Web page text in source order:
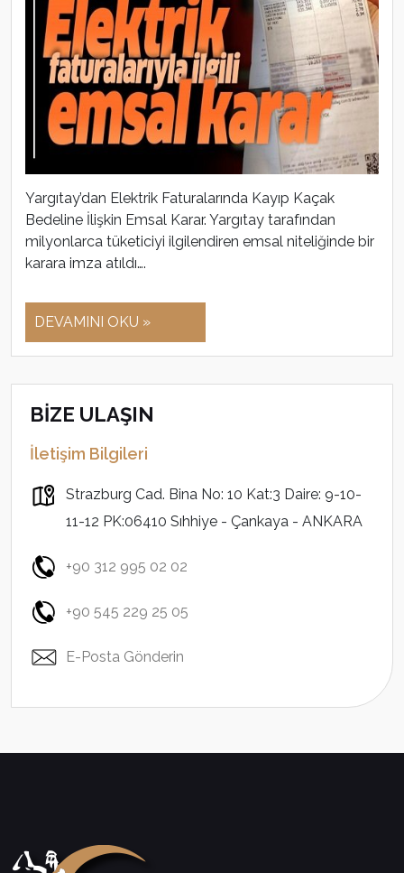
Yargıtay’dan Elektrik Faturalarında Kayıp Kaçak
Bedeline İlişkin Emsal Karar. Yargıtay tarafından
milyonlarca tüketiciyi ilgilendiren emsal niteliğinde bir
karara imza atıldı….
DEVAMINI OKU »
BİZE ULAŞIN
İletişim Bilgileri
Strazburg Cad. Bina No: 10 Kat:3 Daire: 9-10-
11-12 PK:06410 Sıhhiye - Çankaya - ANKARA
+90 312 995 02 02
+90 545 229 25 05
E-Posta Gönderin